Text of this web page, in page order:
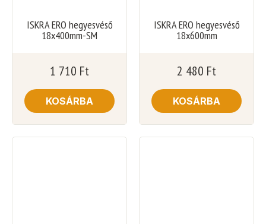
ISKRA ERO hegyesvéső
18x400mm-SM
1 710 Ft
KOSÁRBA
ISKRA ERO hegyesvéső
18x600mm
2 480 Ft
KOSÁRBA